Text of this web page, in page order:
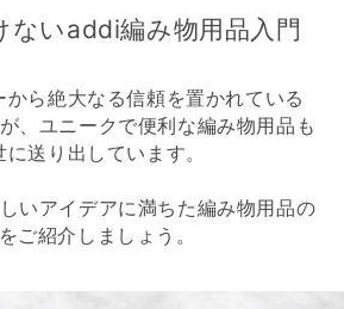
ないaddi編み物用品入門
ら絶大なる信頼を置かれている
、ユニークで便利な編み物用品も
に送り出しています。
いアイデアに満ちた編み物用品の
ご紹介しましょう。